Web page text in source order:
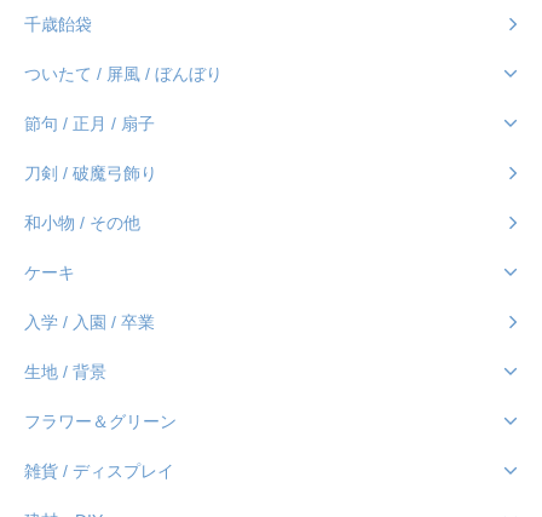
千歳飴袋
ついたて / 屏風 / ぼんぼり
節句 / 正月 / 扇子
刀剣 / 破魔弓飾り
和小物 / その他
ケーキ
入学 / 入園 / 卒業
生地 / 背景
フラワー＆グリーン
雑貨 / ディスプレイ